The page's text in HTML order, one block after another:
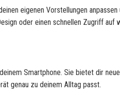
eigenen Vorstellungen anpassen
oder einen schnellen Zugriff auf
Smartphone. Sie bietet dir
genau zu deinem Alltag passt.